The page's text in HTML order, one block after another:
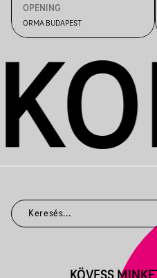
OPENING
ORMA BUDAPEST